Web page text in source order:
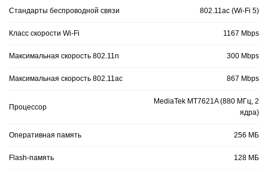
Стандарты беспроводной связи 802.11ac (Wi-Fi 5)
Класс скорости Wi-Fi 1167 Mbps
Максимальная скорость 802.11n 300 Mbps
Максимальная скорость 802.11ac 867 Mbps
Процессор
MediaTek MT7621A (880 МГц, 2
ядра)
Оперативная память 256 МБ
Flash-память 128 МБ